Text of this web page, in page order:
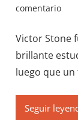
comentario
Victor Stone
brillante
luego que
Seguir